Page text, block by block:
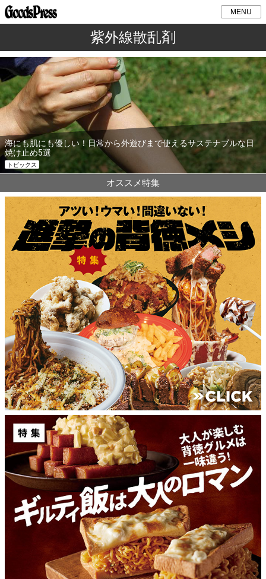
MENU
紫外線散乱剤
海にも肌にも優しい！日常から外遊びまで使えるサステナブルな日
焼け止め5選
トピックス
オススメ特集